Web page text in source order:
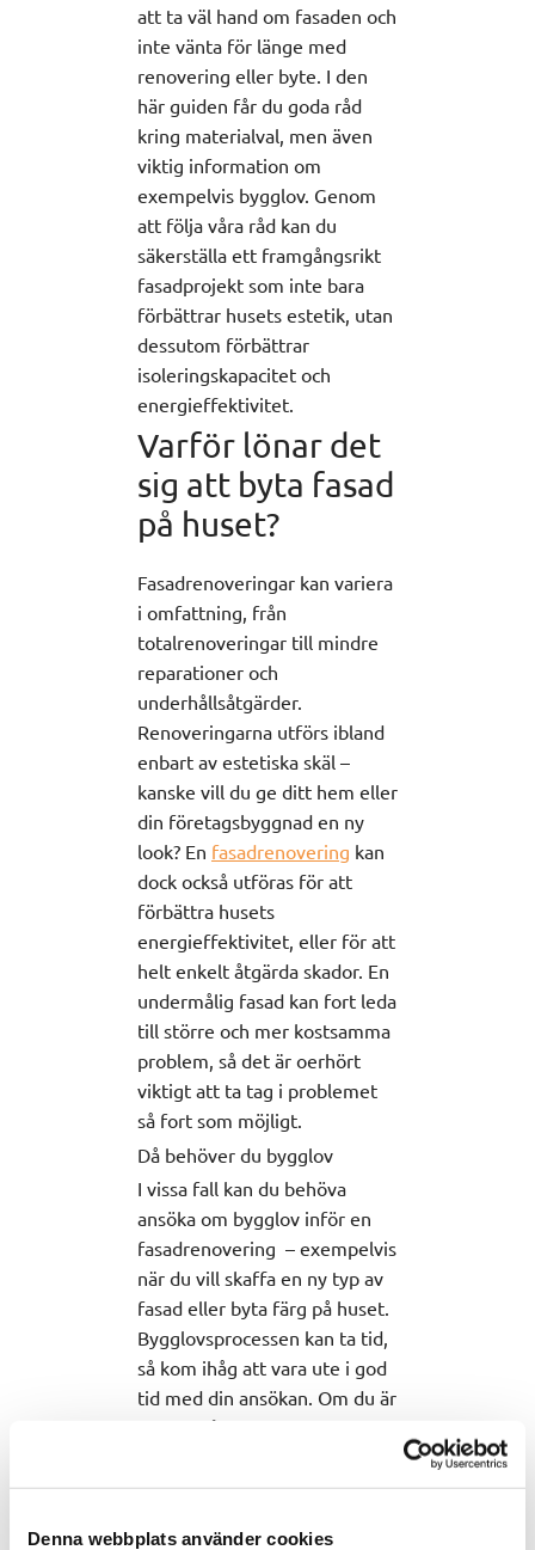
Denna webbplats använder cookies
att ta väl hand om fasaden och
inte vänta för länge med
renovering eller byte. I den
här guiden får du goda råd
kring materialval, men även
viktig information om
exempelvis bygglov. Genom
att följa våra råd kan du
säkerställa ett framgångsrikt
fasadprojekt som inte bara
förbättrar husets estetik, utan
dessutom förbättrar
isoleringskapacitet och
energieffektivitet.
Varför lönar det
sig att byta fasad
på huset?
Fasadrenoveringar kan variera
i omfattning, från
totalrenoveringar till mindre
reparationer och
underhållsåtgärder.
Renoveringarna utförs ibland
enbart av estetiska skäl –
kanske vill du ge ditt hem eller
din företagsbyggnad en ny
look? En fasadrenovering kan
dock också utföras för att
förbättra husets
energieffektivitet, eller för att
helt enkelt åtgärda skador. En
undermålig fasad kan fort leda
till större och mer kostsamma
problem, så det är oerhört
viktigt att ta tag i problemet
så fort som möjligt.
Då behöver du bygglov
I vissa fall kan du behöva
ansöka om bygglov inför en
fasadrenovering – exempelvis
när du vill skaffa en ny typ av
fasad eller byta färg på huset.
Bygglovsprocessen kan ta tid,
så kom ihåg att vara ute i god
tid med din ansökan. Om du är
osäker på vad som gäller för
Puts givetvis hjälpa dig.